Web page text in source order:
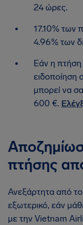
24 ώρες.
17.10% των
4.96% των
Εάν η
ειδοποίηση
μπορεί να
600 €.
πτήσης
Ανεξάρτητα από το
εξωτερικό, εάν
με την Vietnam